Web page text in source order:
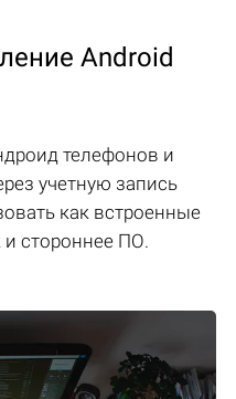
Android
телефонов и
учетную запись
как встроенные
стороннее ПО.